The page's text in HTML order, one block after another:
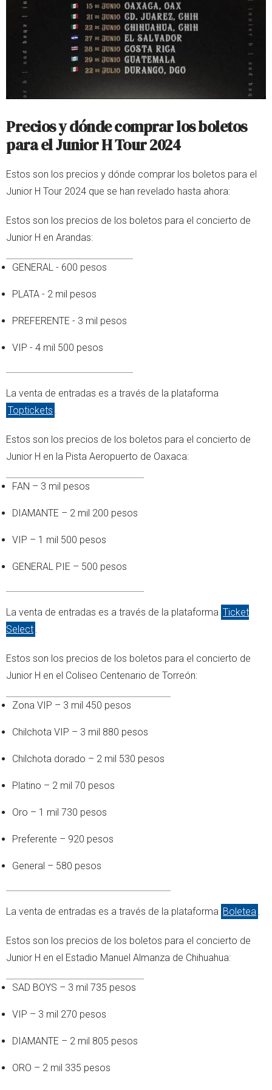
Precios y dónde comprar los boletos
para el Junior H Tour 2024
Estos son los precios y dónde comprar los boletos para el
Junior H Tour 2024 que se han revelado hasta ahora:
Estos son los precios de los boletos para el concierto de
Junior H en Arandas:
GENERAL - 600 pesos
PLATA - 2 mil pesos
PREFERENTE - 3 mil pesos
VIP - 4 mil 500 pesos
La venta de entradas es a través de la plataforma
Toptickets .
Estos son los precios de los boletos para el concierto de
Junior H en la Pista Aeropuerto de Oaxaca:
FAN – 3 mil pesos
DIAMANTE – 2 mil 200 pesos
VIP – 1 mil 500 pesos
GENERAL PIE – 500 pesos
La venta de entradas es a través de la plataforma Ticket
Select .
Estos son los precios de los boletos para el concierto de
Junior H en el Coliseo Centenario de Torreón:
Zona VIP – 3 mil 450 pesos
Chilchota VIP – 3 mil 880 pesos
Chilchota dorado – 2 mil 530 pesos
Platino – 2 mil 70 pesos
Oro – 1 mil 730 pesos
Preferente – 920 pesos
General – 580 pesos
La venta de entradas es a través de la plataforma Boletea .
Estos son los precios de los boletos para el concierto de
Junior H en el Estadio Manuel Almanza de Chihuahua:
SAD BOYS – 3 mil 735 pesos
VIP – 3 mil 270 pesos
DIAMANTE – 2 mil 805 pesos
ORO – 2 mil 335 pesos